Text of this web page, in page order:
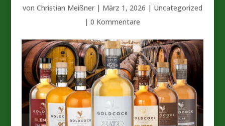
von Christian Meißner| März 1, 2026 | Uncategorized
|0 Kommentare